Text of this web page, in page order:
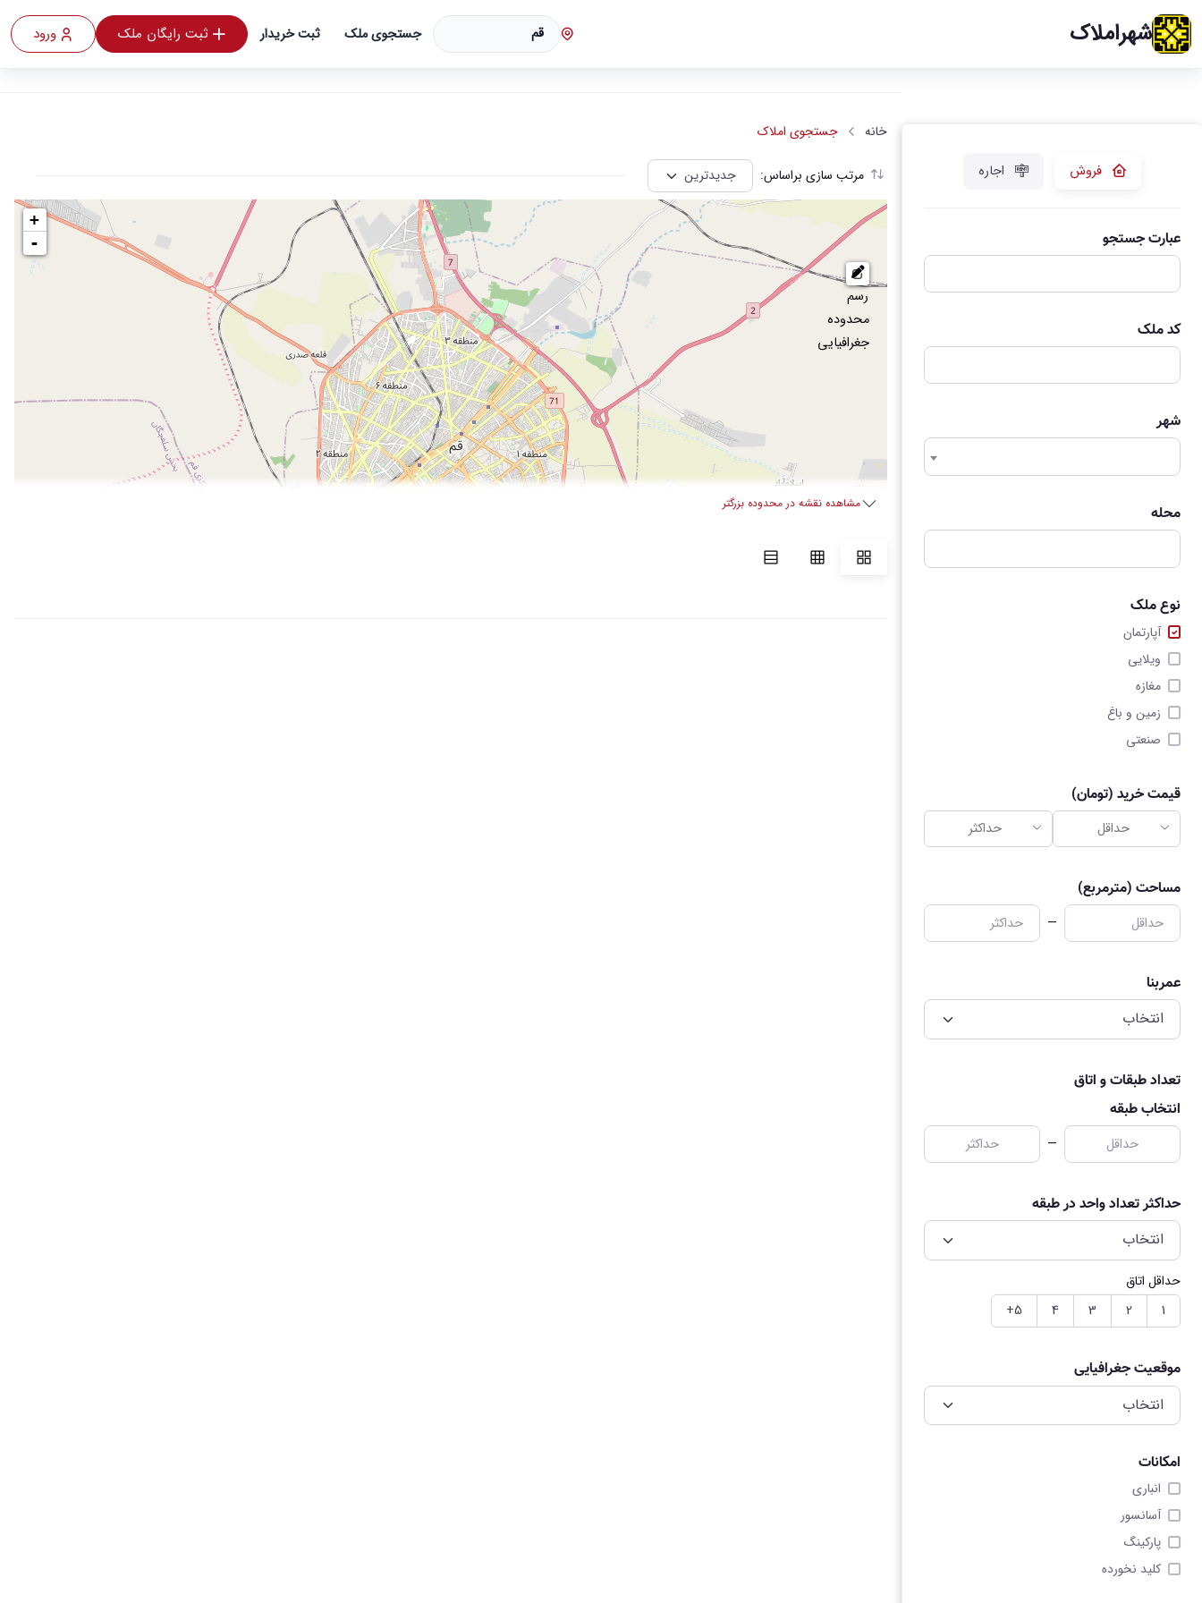
شهراملاک قم جستجوی ملک ثبت خریدار ثبت رایگان ملک ورود
فروش اجاره
عبارت جستجو
کد ملک
شهر
محله
نوع ملک
آپارتمان
ویلایی
مغازه
زمین و باغ
صنعتی
قیمت خرید (تومان)
مساحت (مترمربع)
—
عمربنا
تعداد طبقات و اتاق
انتخاب طبقه
—
حداکثر تعداد واحد در طبقه
حداقل اتاق
1
2
3
4
5+
موقعیت جغرافیایی
امکانات
انباری
آسانسور
پارکینگ
کلید نخورده
خانه جستجوی املاک
مرتب سازی براساس:
+
-
رسم
محدوده
جغرافیایی
مشاهده نقشه در محدوده بزرگتر